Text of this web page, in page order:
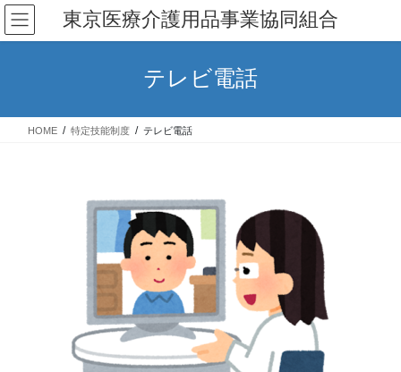
コ
ン
テ
ス
ナ
ビ
ゲ
ン
東京医療介護用品事業協同組合
テレビ電話
HOME 特定技能制度 テレビ電話